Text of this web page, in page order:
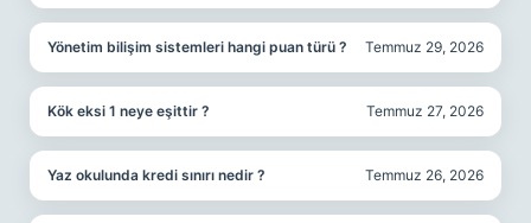
Yönetim bilişim sistemleri hangi puan türü ? Temmuz 29, 2026
Kök eksi 1 neye eşittir ? Temmuz 27, 2026
Yaz okulunda kredi sınırı nedir ? Temmuz 26, 2026